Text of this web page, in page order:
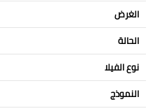
الغرض
الحالة
نوع الفيلا
النموذج